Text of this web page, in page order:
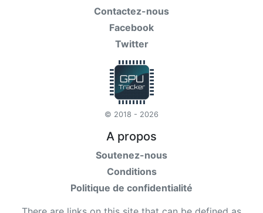
Contactez-nous
Facebook
Twitter
© 2018 - 2026
A propos
Soutenez-nous
Conditions
Politique de confidentialité